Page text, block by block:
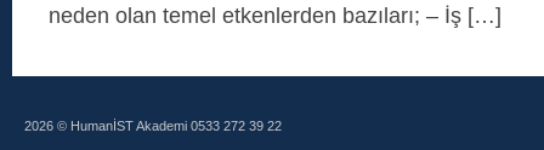
neden olan temel etkenlerden bazıları; – İş […]
2026 © HumanİST Akademi 0533 272 39 22